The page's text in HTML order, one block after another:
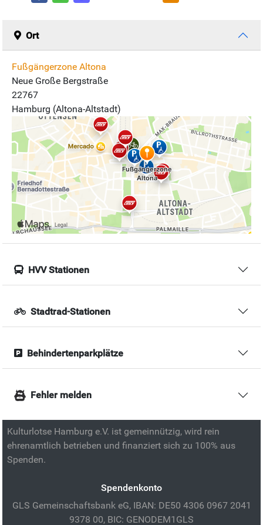
Ort
Fußgängerzone Altona
Neue Große Bergstraße
22767
Hamburg (Altona-Altstadt)
HVV Stationen
Stadtrad-Stationen
Behindertenparkplätze
Fehler melden
Kulturlotse Hamburg e.V. ist gemeinnützig, wird rein
ehrenamtlich betrieben und finanziert sich zu 100% aus
Spenden.
Spendenkonto
GLS Gemeinschaftsbank eG, IBAN: DE50 4306 0967 2041
9378 00, BIC: GENODEM1GLS